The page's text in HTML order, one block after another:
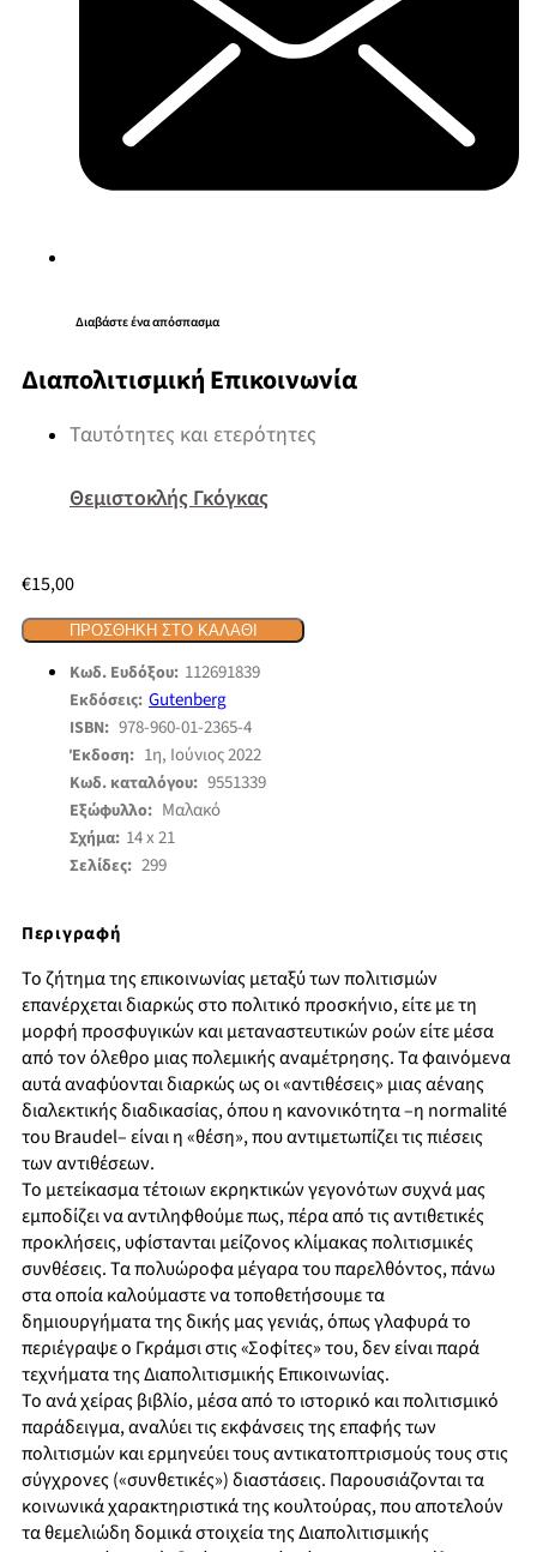
Διαβάστε ένα απόσπασμα
Διαπολιτισμική Επικοινωνία
Ταυτότητες και ετερότητες
Θεμιστοκλής Γκόγκας
€15,00
ΠΡΟΣΘΉΚΗ ΣΤΟ ΚΑΛΆΘΙ
Κωδ. Ευδόξου: 112691839
Εκδόσεις: Gutenberg
ISBN: 978-960-01-2365-4
Έκδοση: 1η, Ιούνιος 2022
Κωδ. καταλόγου: 9551339
Εξώφυλλο: Μαλακό
Σχήμα: 14 x 21
Σελίδες: 299
Περιγραφή
Το ζήτημα της επικοινωνίας μεταξύ των πολιτισμών
επανέρχεται διαρκώς στο πολιτικό προσκήνιο, είτε με τη
μορφή προσφυγικών και μεταναστευτικών ροών είτε μέσα
από τον όλεθρο μιας πολεμικής αναμέτρησης. Τα φαινόμενα
αυτά αναφύονται διαρκώς ως οι «αντιθέσεις» μιας αέναης
διαλεκτικής διαδικασίας, όπου η κανονικότητα –η normalité
του Braudel– είναι η «θέση», που αντιμετωπίζει τις πιέσεις
των αντιθέσεων.
Το μετείκασμα τέτοιων εκρηκτικών γεγονότων συχνά μας
εμποδίζει να αντιληφθούμε πως, πέρα από τις αντιθετικές
προκλήσεις, υφίστανται μείζονος κλίμακας πολιτισμικές
συνθέσεις. Τα πολυώροφα μέγαρα του παρελθόντος, πάνω
στα οποία καλούμαστε να τοποθετήσουμε τα
δημιουργήματα της δικής μας γενιάς, όπως γλαφυρά το
περιέγραψε ο Γκράμσι στις «Σοφίτες» του, δεν είναι παρά
τεχνήματα της Διαπολιτισμικής Επικοινωνίας.
Το ανά χείρας βιβλίο, μέσα από το ιστορικό και πολιτισμικό
παράδειγμα, αναλύει τις εκφάνσεις της επαφής των
πολιτισμών και ερμηνεύει τους αντικατοπτρισμούς τους στις
σύγχρονες («συνθετικές») διαστάσεις. Παρουσιάζονται τα
κοινωνικά χαρακτηριστικά της κουλτούρας, που αποτελούν
τα θεμελιώδη δομικά στοιχεία της Διαπολιτισμικής